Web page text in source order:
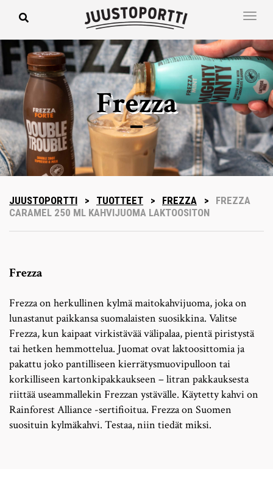
Frezza
JUUSTOPORTTI > TUOTTEET > FREZZA >
FREZZA
CARAMEL 250 ML KAHVIJUOMA LAKTOOSITON
Frezza
Frezza on herkullinen kylmä maitokahvijuoma, joka on
lunastanut paikkansa suomalaisten suosikkina. Valitse
Frezza, kun kaipaat virkistävää välipalaa, pientä piristystä
tai hetken hemmottelua. Juomat ovat laktoosittomia ja
pakattu joko pantilliseen kierrätysmuovipulloon tai
korkilliseen kartonkipakkaukseen – litran pakkauksesta
riittää useammallekin Frezzan ystävälle. Käytetty kahvi on
Rainforest Alliance -sertifioitua. Frezza on Suomen
suosituin kylmäkahvi. Testaa, niin tiedät miksi.